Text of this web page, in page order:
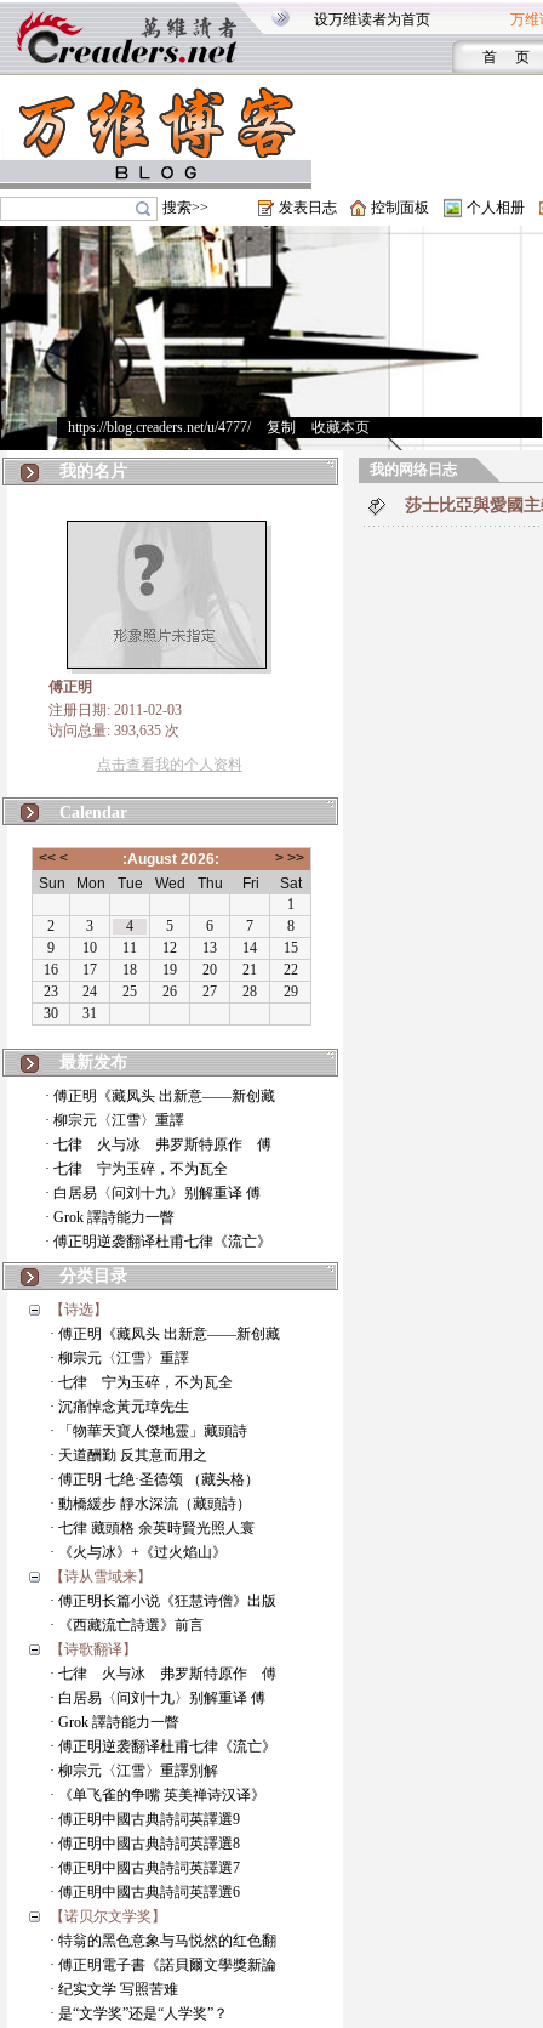
设万维读者为首页 万维
首 页
搜索>> 发表日志 控制面板 个人相册
https://blog.creaders.net/u/4777/> 复制 收藏本页
我的名片
傅正明
注册日期: 2011-02-03
访问总量: 393,635 次
点击查看我的个人资料
Calendar
最新发布
· 傅正明《藏凤头 出新意——新创藏
· 柳宗元〈江雪〉重譯
· 七律 火与冰 弗罗斯特原作 傅
· 七律 宁为玉碎，不为瓦全
· 白居易〈问刘十九〉别解重译 傅
· Grok 譯詩能力一瞥
· 傅正明逆袭翻译杜甫七律《流亡》
分类目录
【诗选】
· 傅正明《藏凤头 出新意——新创藏
· 柳宗元〈江雪〉重譯
· 七律 宁为玉碎，不为瓦全
· 沉痛悼念黃元璋先生
· 「物華天寶人傑地靈」藏頭詩
· 天道酬勤 反其意而用之
· 傅正明 七绝·圣德颂 （藏头格）
· 動橋緩步 靜水深流（藏頭詩）
· 七律 藏頭格 余英時賢光照人寰
· 《火与冰》+《过火焰山》
【诗从雪域来】
· 傅正明长篇小说《狂慧诗僧》出版
· 《西藏流亡詩選》前言
【诗歌翻译】
· 七律 火与冰 弗罗斯特原作 傅
· 白居易〈问刘十九〉别解重译 傅
· Grok 譯詩能力一瞥
· 傅正明逆袭翻译杜甫七律《流亡》
· 柳宗元〈江雪〉重譯別解
· 《单飞雀的争嘴 英美禅诗汉译》
· 傅正明中國古典詩詞英譯選9
· 傅正明中國古典詩詞英譯選8
· 傅正明中國古典詩詞英譯選7
· 傅正明中國古典詩詞英譯選6
【诺贝尔文学奖】
· 特翁的黑色意象与马悦然的红色翻
· 傅正明電子書《諾貝爾文學獎新論
· 纪实文学 写照苦难
· 是“文学奖”还是“人学奖”？
我的网络日志
莎士比亞與愛國